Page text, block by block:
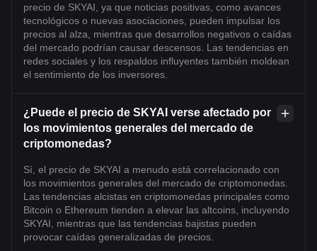
precio de SKYAI, ya que noticias positivas, como avances
tecnológicos o nuevas asociaciones, pueden impulsar los
precios al alza, mientras que desarrollos negativos o caídas
del mercado podrían causar descensos. Las tendencias en
redes sociales y los respaldos influyentes también moldean
el sentimiento de los inversores.
¿Puede el precio de SKYAI verse afectado por
los movimientos generales del mercado de
criptomonedas?
Sí, el precio de SKYAI a menudo está correlacionado con
los movimientos generales del mercado de criptomonedas.
Las tendencias alcistas en criptomonedas principales como
Bitcoin o Ethereum tienden a elevar las altcoins, incluyendo
SKYAI, mientras que las tendencias bajistas pueden
provocar caídas generalizadas de precios.